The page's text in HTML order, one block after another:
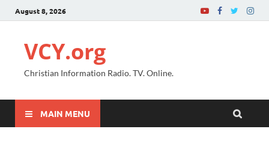
August 8, 2026
VCY.org
Christian Information Radio. TV. Online.
MAIN MENU